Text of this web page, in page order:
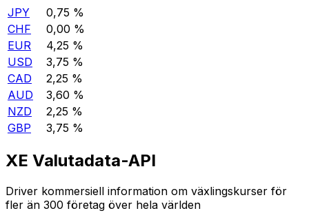
JPY
0,75 %
CHF
0,00 %
EUR
4,25 %
USD
3,75 %
CAD
2,25 %
AUD
3,60 %
NZD
2,25 %
GBP
3,75 %
XE Valutadata-API
Driver kommersiell information om växlingskurser för
fler än 300 företag över hela världen